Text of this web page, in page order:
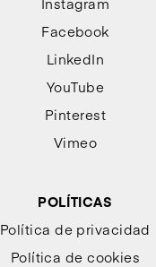
Facebook
LinkedIn
YouTube
Pinterest
Vimeo
POLÍTICAS
Política de privacidad
Política de cookies